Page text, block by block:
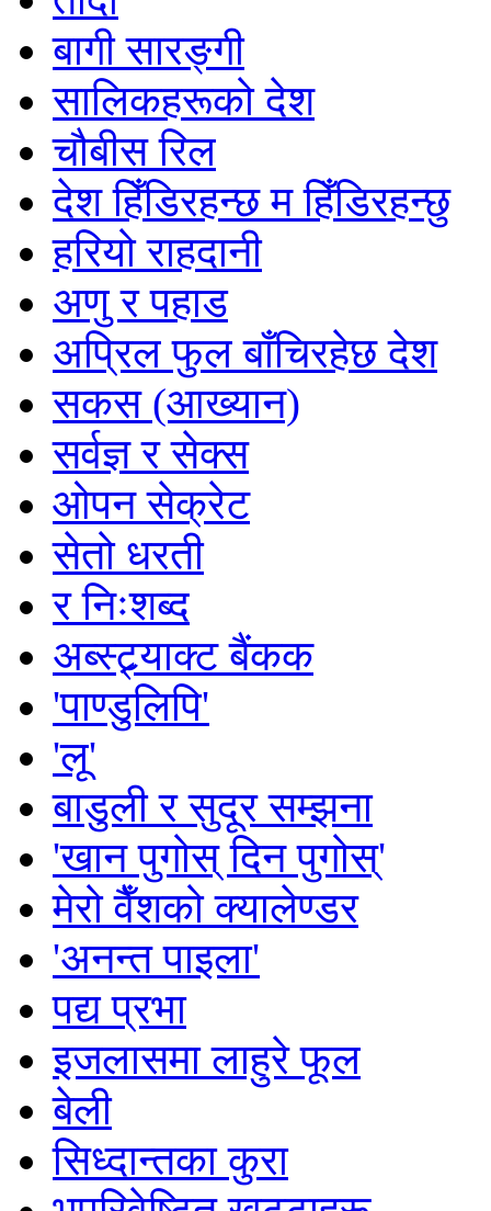
बागी सारङ्गी
सालिकहरूको देश
चौबीस रिल
देश हिँडिरहन्छ म हिँडिरहन्छु
हरियो राहदानी
अणु र पहाड
अप्रिल फुल बाँचिरहेछ देश
सकस (आख्यान)
सर्वज्ञ र सेक्स
ओपन सेक्रेट
सेतो धरती
र निःशब्द
अब्स्ट्र्याक्ट बैंकक
'पाण्डुलिपि'
'लू'
बाडुली र सुदूर सम्झना
'खान पुगोस् दिन पुगोस्'
मेरो वैँशको क्यालेण्डर
'अनन्त पाइला'
पद्य प्रभा
इजलासमा लाहुरे फूल
बेली
सिध्दान्तका कुरा